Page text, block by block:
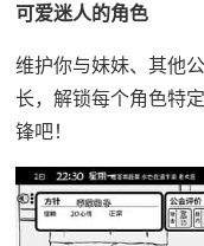
可爱迷人的角色
维护你与妹妹、其他
长，解锁每个角色特
锋吧！